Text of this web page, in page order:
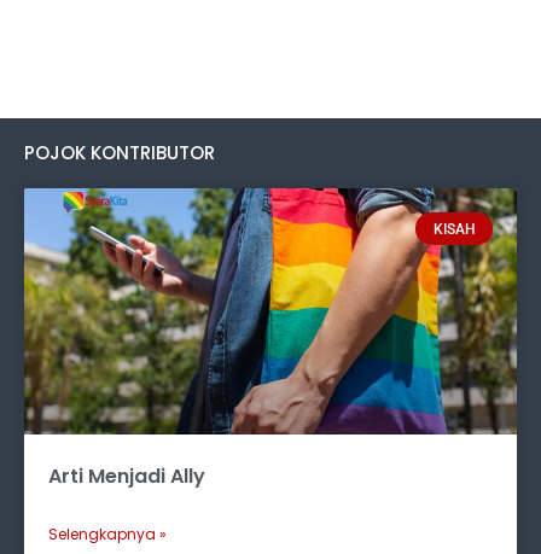
POJOK KONTRIBUTOR
KISAH
Arti Menjadi Ally
Selengkapnya »